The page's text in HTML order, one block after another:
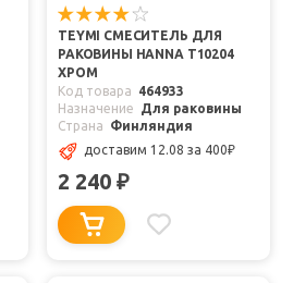
TEYMI СМЕСИТЕЛЬ ДЛЯ
РАКОВИНЫ HANNA T10204
ХРОМ
Код товара
464933
Назначение
Для раковины
Страна
Финляндия
доставим 12.08 за 400₽
2 240 ₽